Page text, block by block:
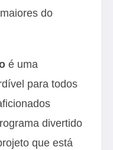
do
é uma
para todos
divertido
que está